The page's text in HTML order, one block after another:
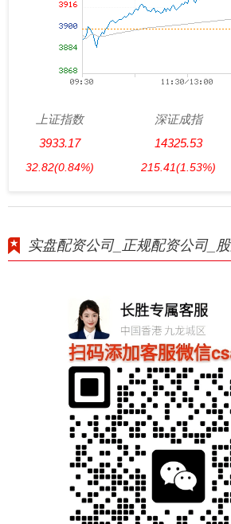
上证指数
3933.17
32.82(0.84%)
深证成指
14325.53
215.41(1.53%)
实盘配资公司_正规配资公司_